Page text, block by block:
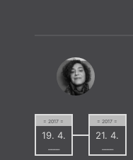
= 2017 =
19. 4.
––––
= 2017 =
21. 4.
––––